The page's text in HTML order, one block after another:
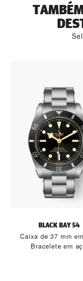
BLACK BAY 54
Caixa de 37 mm
Bracelete em